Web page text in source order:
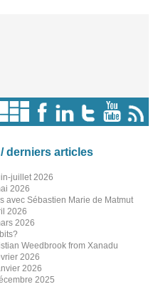
derniers articles
juillet 2026
2026
avec Sébastien Marie de Matmut
2026
2026
Weedbrook from Xanadu
2026
2026
2025